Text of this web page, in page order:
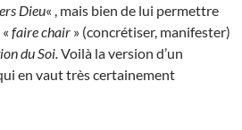
Dieu« , mais bien de lui permettre
faire chair » (concrétiser, manifester)
du Soi. Voilà la version d’un
en vaut très certainement